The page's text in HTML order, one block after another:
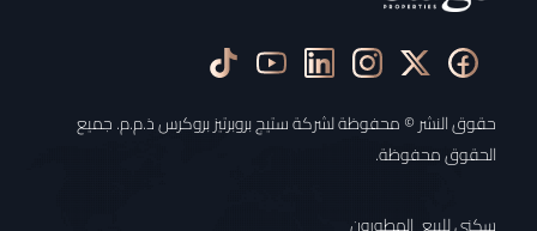
حقوق النشر © محفوظة لشركة ستيج بروبرتيز بروكرس ذ.م.م. جميع
الحقوق محفوظة.
سكني للبيع المطورون